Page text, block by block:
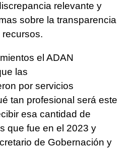
relevante y
sobre la transparencia
el ADAN
las
por servicios
tan profesional será este
esa cantidad de
que fue en el 2023 y
de Gobernación y